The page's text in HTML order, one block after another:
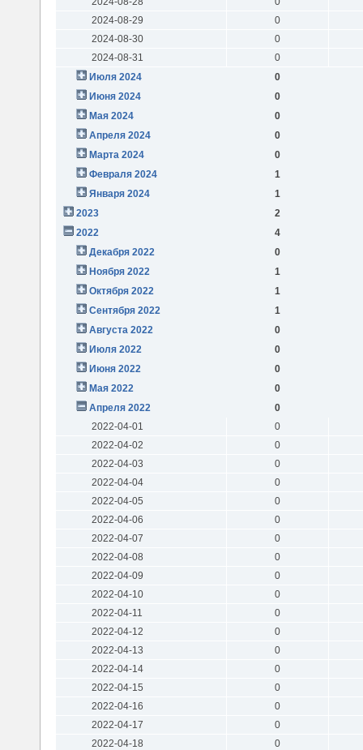
2024-08-29
0
2024-08-30
0
2024-08-31
0
Июля 2024
0
Июня 2024
0
Мая 2024
0
Апреля 2024
0
Марта 2024
0
Февраля 2024
1
Января 2024
1
2023
2
2022
4
Декабря 2022
0
Ноября 2022
1
Октября 2022
1
Сентября 2022
1
Августа 2022
0
Июля 2022
0
Июня 2022
0
Мая 2022
0
Апреля 2022
0
2022-04-01
0
2022-04-02
0
2022-04-03
0
2022-04-04
0
2022-04-05
0
2022-04-06
0
2022-04-07
0
2022-04-08
0
2022-04-09
0
2022-04-10
0
2022-04-11
0
2022-04-12
0
2022-04-13
0
2022-04-14
0
2022-04-15
0
2022-04-16
0
2022-04-17
0
2022-04-18
0